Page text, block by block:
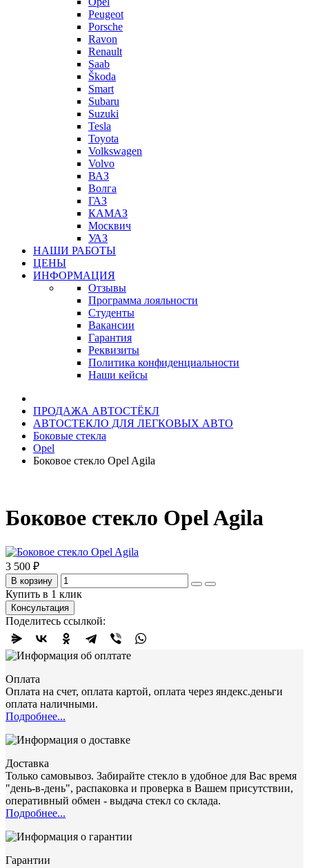
Peugeot
Porsche
Ravon
Renault
Saab
Škoda
Smart
Subaru
Suzuki
Tesla
Toyota
Volkswagen
Volvo
ВАЗ
Волга
ГАЗ
КАМАЗ
Москвич
УАЗ
НАШИ РАБОТЫ
ЦЕНЫ
ИНФОРМАЦИЯ
Отзывы
Программа лояльности
Студенты
Вакансии
Гарантия
Реквизиты
Политика конфиденциальности
Наши кейсы
ПРОДАЖА АВТОСТЁКЛ
АВТОСТЕКЛО ДЛЯ ЛЕГКОВЫХ АВТО
Боковые стекла
Opel
Боковое стекло Opel Agila
Боковое стекло Opel Agila
3 500 ₽
В корзину
Купить в 1 клик
Консультация
Поделитесь ссылкой:
Оплата
Оплата на счет, оплата картой, оплата через яндекс.деньги
оплата наличными.
Подробнее...
Доставка
Только самовывоз. Забирайте стекло в удобное для Вас время
"день-в-день", распаковка и проверка в Вашем присутствии,
оперативный обмен - выдача стекл со склада.
Подробнее...
Гарантии